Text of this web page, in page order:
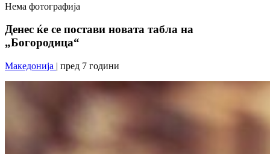
Нема фотографија
Денес ќе се постави новата табла на
„Богородица“
Македонија | пред 7 години